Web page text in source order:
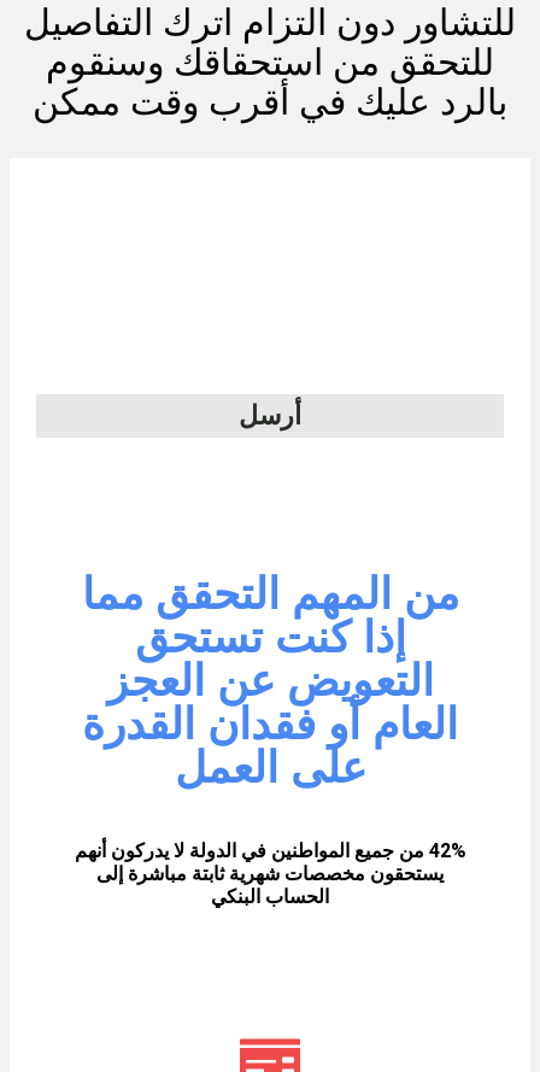
للتشاور دون التزام اترك التفاصيل
للتحقق من استحقاقك وسنقوم
بالرد عليك في أقرب وقت ممكن
أرسل
من المهم التحقق مما
إذا كنت تستحق
التعويض عن العجز
العام أو فقدان القدرة
على العمل
42% من جميع المواطنين في الدولة لا يدركون أنهم
يستحقون مخصصات شهرية ثابتة مباشرة إلى
الحساب البنكي